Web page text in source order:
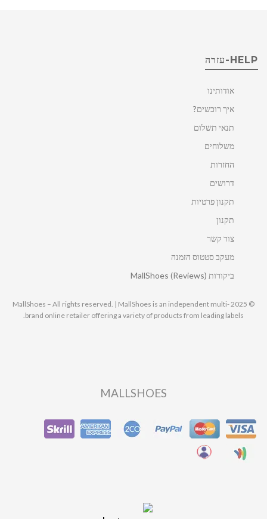
HELP-עזרה
אודותינו
איך רוכשים?
תנאי תשלום
משלוחים
החזרות
דרושים
תקנון פרטיות
תקנון
צור קשר
מעקב סטטוס הזמנה
ביקורות MallShoes (Reviews)
© 2025 MallShoes – All rights reserved. | MallShoes is an independent multi-
brand online retailer offering a variety of products from leading labels.
MALLSHOES